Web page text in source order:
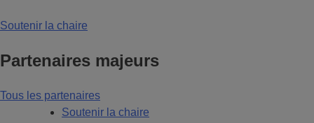
Soutenir la chaire
Partenaires majeurs
Tous les partenaires
Soutenir la chaire